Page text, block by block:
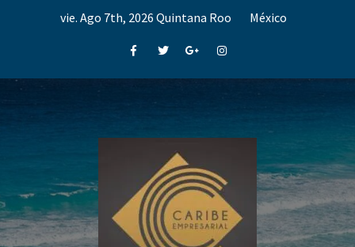
vie. Ago 7th, 2026 Quintana Roo México
FacebookTwitterGoogle+Instagram